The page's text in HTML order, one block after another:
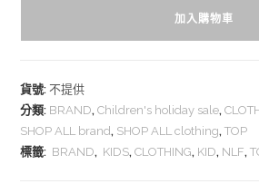
加入購物車
貨號:不提供
分類: BRAND,Children's holiday sale,
SHOP ALL brand, SHOP ALL clothing,TOP
標籤: BRAND, KIDS,CLOTHING, KID, NLF,